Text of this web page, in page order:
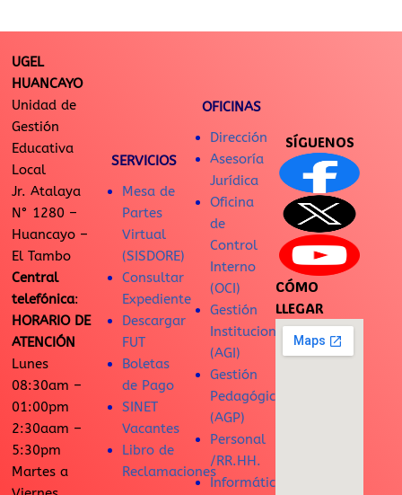
UGEL
HUANCAYO
Unidad de
Gestión
Educativa
Local
Jr. Atalaya
N° 1280 –
Huancayo –
El Tambo
Central
telefónica:
HORARIO DE
ATENCIÓN
Lunes
08:30am –
01:00pm
2:30aam –
5:30pm
Martes a
SERVICIOS
Mesa de
Partes
Virtual
(SISDORE)
Consultar
Expediente
Descargar
FUT
Boletas
de Pago
SINET
Vacantes
Libro de
Reclamaciones
OFICINAS
Dirección
Asesoría
Jurídica
Oficina
de
Control
Interno
(OCI)
Gestión
Institucional
(AGI)
Gestión
Pedagógica
(AGP)
Personal
/RR.HH.
Informática
SÍGUENOS
CÓMO
LLEGAR